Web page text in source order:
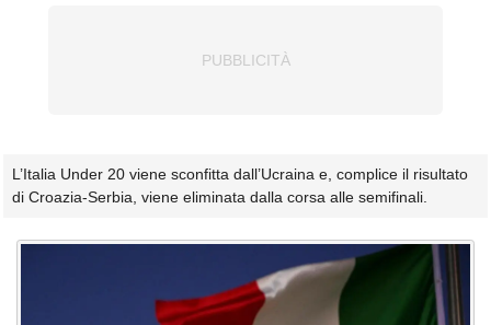
L’Italia Under 20 viene sconfitta dall’Ucraina e, complice il risultato
di Croazia-Serbia, viene eliminata dalla corsa alle semifinali.